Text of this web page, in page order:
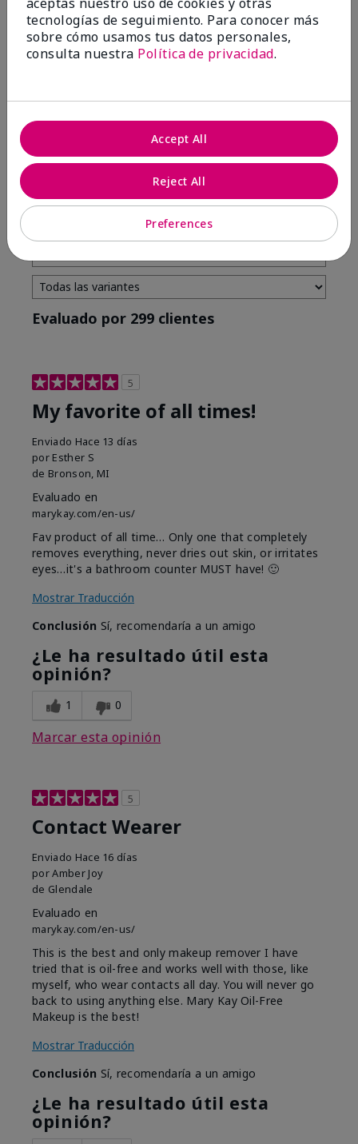
4 estrellas
7
3 estrellas
1 estrella
3
Tono De Piel
Filtrar
reseñas
por
piel
Evaluado por 299 clientes
5
My favorite of all times!
Enviado Hace 13 días
por Esther S
de Bronson, MI
Evaluado en
marykay.com/en-us/
Fav product of all time… Only one that completely
removes everything, never dries out skin, or irritates
eyes…it's a bathroom counter MUST have! 🙂
Mostrar Traducción
Conclusión Sí, recomendaría a un amigo
¿Le ha resultado útil esta
opinión?
1 0
Marcar esta opinión
5
Contact Wearer
Enviado Hace 16 días
porAmber Joy
de Glendale
Evaluado en
marykay.com/en-us/
This is the best and only makeup remover I have
tried that is oil-free and works well with those, like
myself, who wear contacts all day. You will never go
back to using anything else. Mary Kay Oil-Free
Makeup is the best!
Mostrar Traducción
Conclusión Sí, recomendaría a un amigo
¿Le ha resultado útil esta
opinión?
tecnologías de seguimiento. Para conocer más
sobre cómo usamos tus datos personales,
consulta nuestra Política de privacidad.
Preferences
Reject All
Accept All